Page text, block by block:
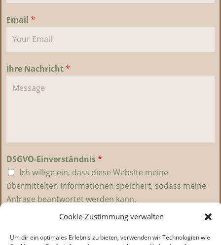
Cookie-Zustimmung verwalten
Um dir ein optimales Erlebnis zu bieten, verwenden wir Technologien wie
Email *
Ihre Nachricht*
DSGVO-Einverständnis*
Ich willige ein, dass diese Website meine
übermittelten Informationen speichert, sodass meine
Anfrage beantwortet werden kann.